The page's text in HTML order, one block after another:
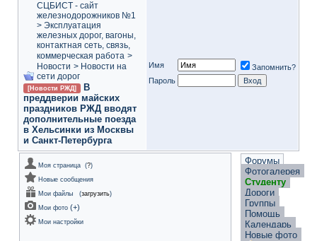
СЦБИСТ - сайт
железнодорожников №1
> Эксплуатация
железных дорог, вагоны,
контактная сеть, связь,
коммерческая работа >
Новости > Новости на
сети дорог
[Новости РЖД]
В
преддверии майских
праздников РЖД вводят
дополнительные поезда
в Хельсинки из Москвы
и Санкт-Петербурга
Имя
Запомнить?
Пароль
Моя страница (?)
Новые сообщения
Мои файлы
(загрузить)
Мои фото (+)
Мои настройки
Форумы
Фотогалерея
Студенту
Дороги
Группы
Помощь
Календарь
Новые фото